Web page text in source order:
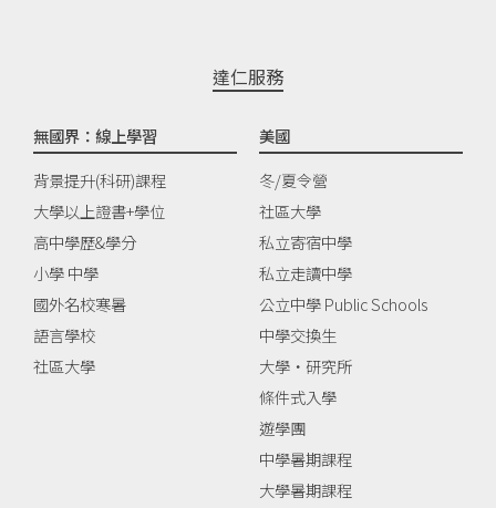
達仁服務
無國界：線上學習
背景提升(科研)課程
大學以上證書+學位
高中學歷&學分
小學 中學
國外名校寒暑
語言學校
社區大學
美國
冬/夏令營
社區大學
私立寄宿中學
私立走讀中學
公立中學 Public Schools
中學交換生
大學‧研究所
條件式入學
遊學團
中學暑期課程
大學暑期課程